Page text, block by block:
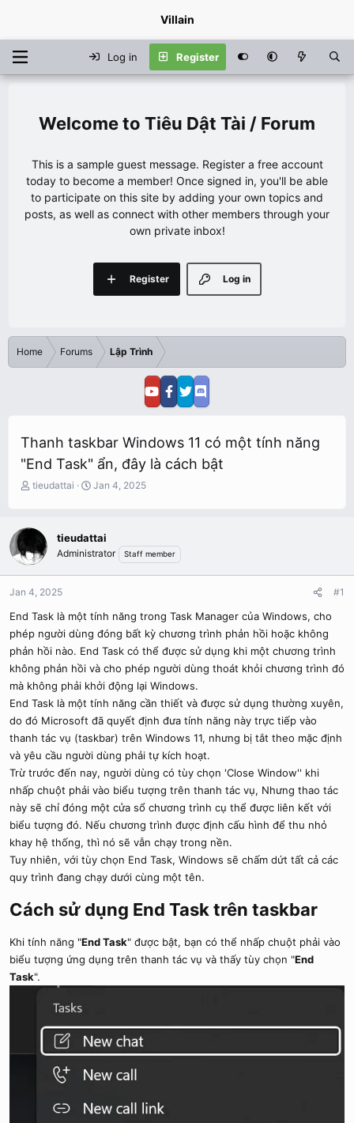
Villain
Log in Register
Tiêu Dật Tài / Forum
This is a sample guest message. Register a free account
today to become a member! Once signed in, you'll be able
to participate on this site by adding your own topics and
posts, as well as connect with other members through your
own private inbox!
Log in
Register
Home Forums Lập Trình
Thanh taskbar Windows 11 có một tính năng
"End Task" ẩn, đây là cách bật
T
e
d
a
r
e
r
tieudattai
S
t
d
Jan 4, 2025
tieudattai
Administrator Staff member
Jan 4, 2025 #1
End Task là một tính năng trong Task Manager của Windows, cho
phép người dùng đóng bất kỳ chương trình phản hồi hoặc không
phản hồi nào. End Task có thể được sử dụng khi một chương trình
không phản hồi và cho phép người dùng thoát khỏi chương trình đó
mà không phải khởi động lại Windows.
End Task là một tính năng cần thiết và được sử dụng thường xuyên,
do đó Microsoft đã quyết định đưa tính năng này trực tiếp vào
thanh tác vụ (taskbar) trên Windows 11, nhưng bị tắt theo mặc định
và yêu cầu người dùng phải tự kích hoạt.
Trừ trước đến nay, người dùng có tùy chọn 'Close Window'' khi
nhấp chuột phải vào biểu tượng trên thanh tác vụ, Nhưng thao tác
này sẽ chỉ đóng một cửa sổ chương trình cụ thể được liên kết với
biểu tượng đó. Nếu chương trình được định cấu hình để thu nhỏ
khay hệ thống, thì nó sẽ vẫn chạy trong nền.
Tuy nhiên, với tùy chọn End Task, Windows sẽ chấm dứt tất cả các
quy trình đang chạy dưới cùng một tên.
Cách sử dụng End Task trên taskbar​
Khi tính năng "End Task" được bật, bạn có thể nhấp chuột phải vào
biểu tượng ứng dụng trên thanh tác vụ và thấy tùy chọn "End
Task".